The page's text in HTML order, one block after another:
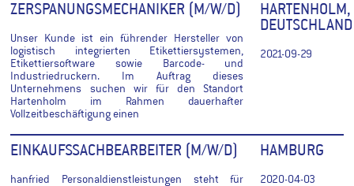
ZERSPANUNGSMECHANIKER (M/W/D)
Unser Kunde ist ein führender Hersteller von
logistisch integrierten Etikettiersystemen,
Etikettiersoftware sowie Barcode- und
Industriedruckern. Im Auftrag dieses
Unternehmens suchen wir für den Standort
Hartenholm im Rahmen dauerhafter
Vollzeitbeschäftigung einen
HARTENHOLM,
DEUTSCHLAND
2021-09-29
EINKAUFSSACHBEARBEITER (M/W/D)
hanfried Personaldienstleistungen steht für
HAMBURG
2020-04-03